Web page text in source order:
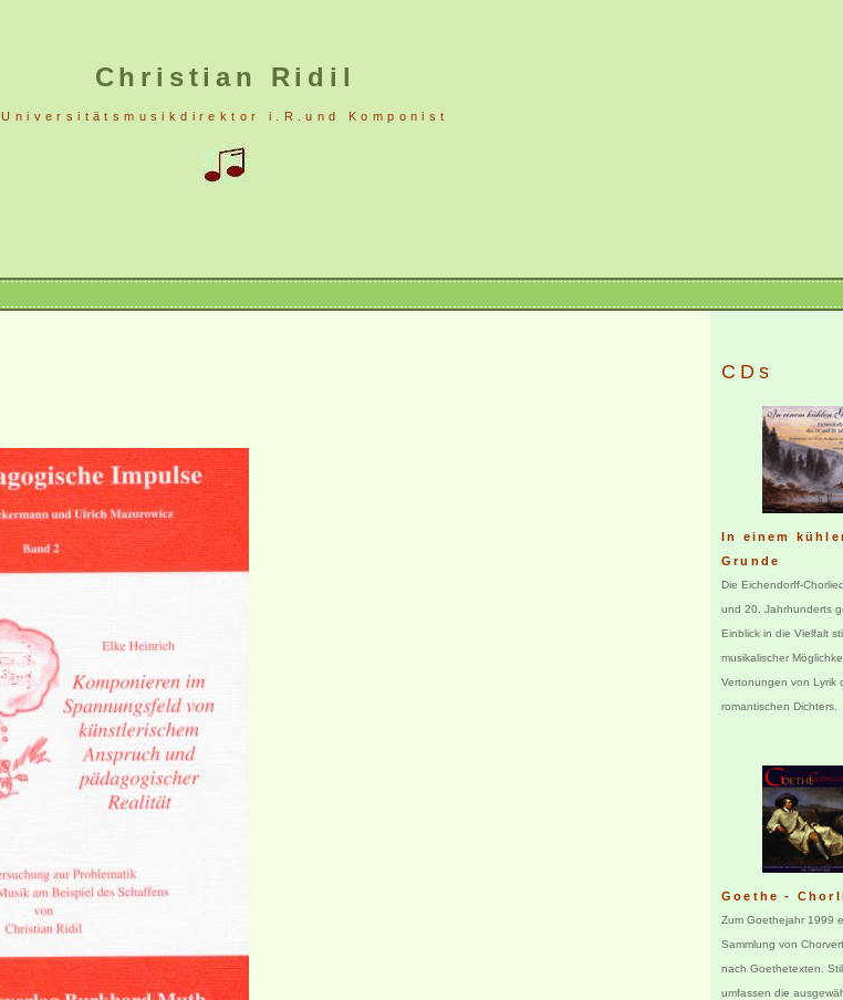
Christian Ridil
Universitätsmusikdirektor i.R.und Komponist
CDs
In einem
Grunde
Die Eichendorff-
und 20. Jahrhunderts
Einblick in die Vielfalt
musikalischer
Vertonungen von Lyrik
romantischen Dichters.
Goethe -
Zum Goethejahr 1999
Sammlung von
nach Goethetexten.
umfassen die